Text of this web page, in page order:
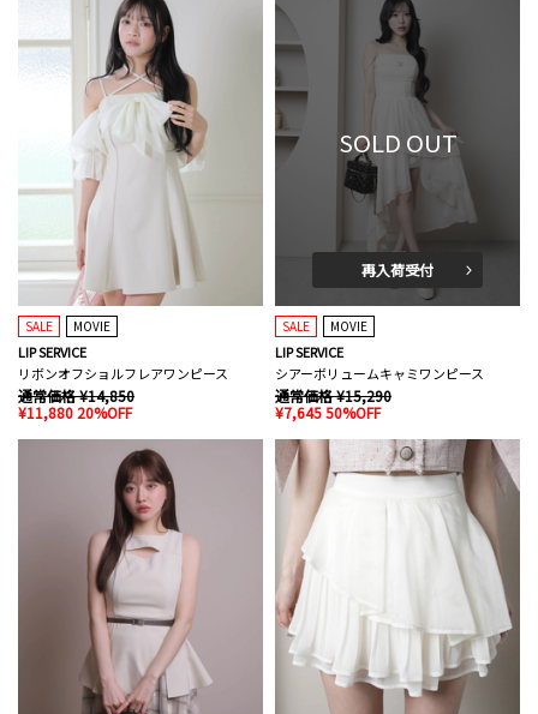
SALE MOVIE
LIP SERVICE
リボンオフショルフレアワンピース
通常価格 ¥14,850
¥11,880 20%OFF
SOLD OUT
再入荷受付
SALE MOVIE
LIP SERVICE
シアーボリュームキャミワンピース
通常価格 ¥15,290
¥7,645 50%OFF